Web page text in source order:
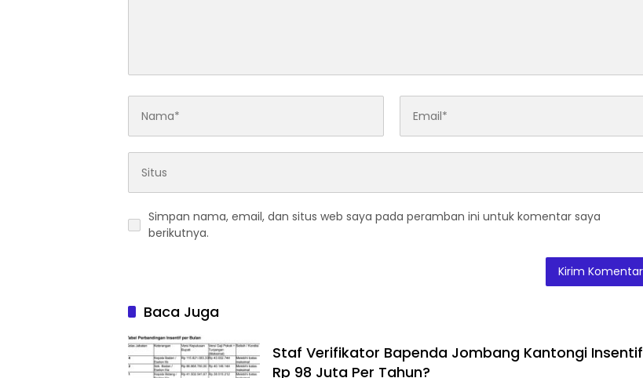
Simpan nama, email, dan situs web saya pada peramban ini untuk komentar saya
berikutnya.
Baca Juga
Staf Verifikator Bapenda Jombang Kantongi Insentif
Rp 98 Juta Per Tahun?